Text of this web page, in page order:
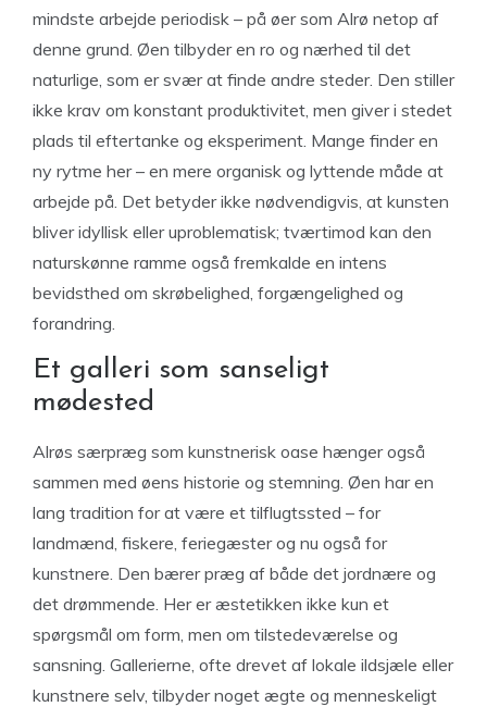
mindste arbejde periodisk – på øer som Alrø netop af
denne grund. Øen tilbyder en ro og nærhed til det
naturlige, som er svær at finde andre steder. Den stiller
ikke krav om konstant produktivitet, men giver i stedet
plads til eftertanke og eksperiment. Mange finder en
ny rytme her – en mere organisk og lyttende måde at
arbejde på. Det betyder ikke nødvendigvis, at kunsten
bliver idyllisk eller uproblematisk; tværtimod kan den
naturskønne ramme også fremkalde en intens
bevidsthed om skrøbelighed, forgængelighed og
forandring.
Et galleri som sanseligt
mødested
Alrøs særpræg som kunstnerisk oase hænger også
sammen med øens historie og stemning. Øen har en
lang tradition for at være et tilflugtssted – for
landmænd, fiskere, feriegæster og nu også for
kunstnere. Den bærer præg af både det jordnære og
det drømmende. Her er æstetikken ikke kun et
spørgsmål om form, men om tilstedeværelse og
sansning. Gallerierne, ofte drevet af lokale ildsjæle eller
kunstnere selv, tilbyder noget ægte og menneskeligt